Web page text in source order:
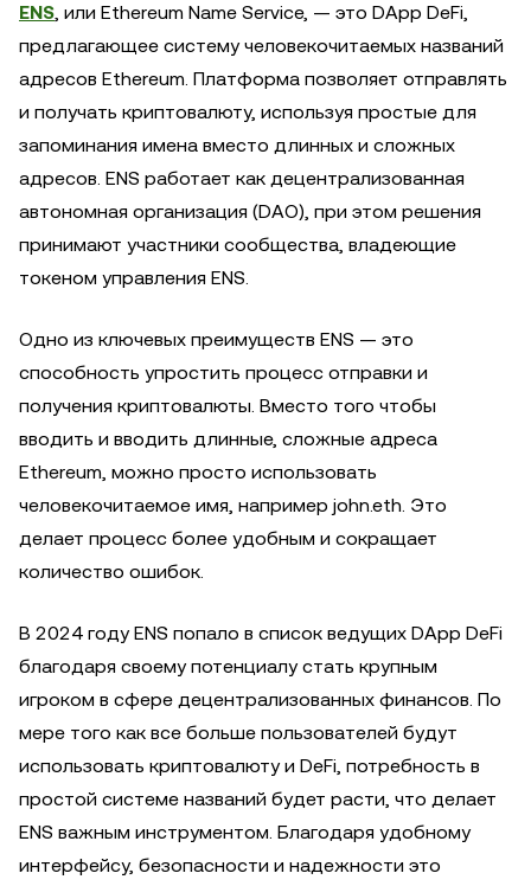
ENS, или Ethereum Name Service, — это DApp DeFi,
предлагающее систему человекочитаемых названий
адресов Ethereum. Платформа позволяет отправлять
и получать криптовалюту, используя простые для
запоминания имена вместо длинных и сложных
адресов. ENS работает как децентрализованная
автономная организация (DAO), при этом решения
принимают участники сообщества, владеющие
токеном управления ENS.
Одно из ключевых преимуществ ENS — это
способность упростить процесс отправки и
получения криптовалюты. Вместо того чтобы
вводить и вводить длинные, сложные адреса
Ethereum, можно просто использовать
человекочитаемое имя, например john.eth. Это
делает процесс более удобным и сокращает
количество ошибок.
В 2024 году ENS попало в список ведущих DApp DeFi
благодаря своему потенциалу стать крупным
игроком в сфере децентрализованных финансов. По
мере того как все больше пользователей будут
использовать криптовалюту и DeFi, потребность в
простой системе названий будет расти, что делает
ENS важным инструментом. Благодаря удобному
интерфейсу, безопасности и надежности это